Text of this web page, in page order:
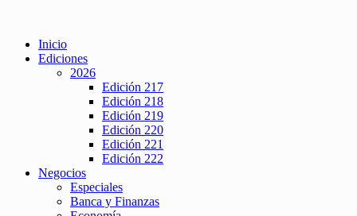
Inicio
Ediciones
2026
Edición 217
Edición 218
Edición 219
Edición 220
Edición 221
Edición 222
Negocios
Especiales
Banca y Finanzas